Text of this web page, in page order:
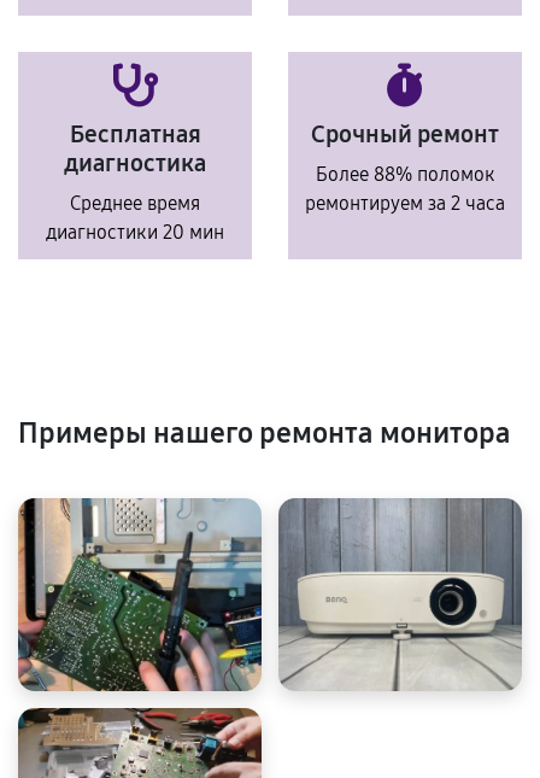
Бесплатная
диагностика
Среднее время
диагностики 20 мин
Срочный ремонт
Более 88% поломок
ремонтируем за 2 часа
Примеры нашего ремонта монитора